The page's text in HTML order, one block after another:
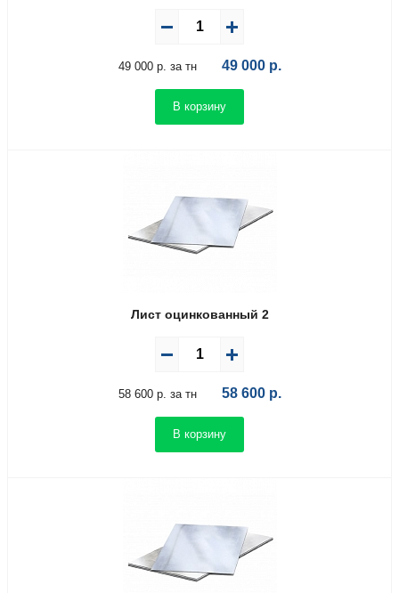
49 000 р. за тн 49 000р.
В корзину
Лист оцинкованный 2
58 600 р. за тн 58 600р.
В корзину